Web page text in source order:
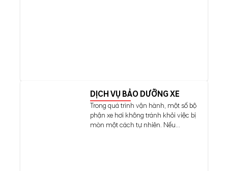
DỊCH VỤ BẢO DƯỠNG XE
Trong quá trình vận hành, một số bộ
phận xe hơi không tránh khỏi việc bị
mòn một cách tự nhiên. Nếu...